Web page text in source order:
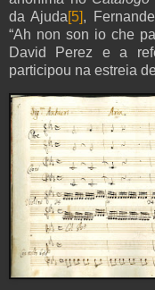
da Ajuda[5],
“Ah non son io che
David Perez e a
participou na estreia